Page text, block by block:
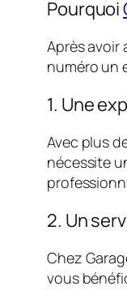
Pourquoi
Après avoir
numéro un
1. Une
Avec plus
nécessite
2. Un
Chez
vous